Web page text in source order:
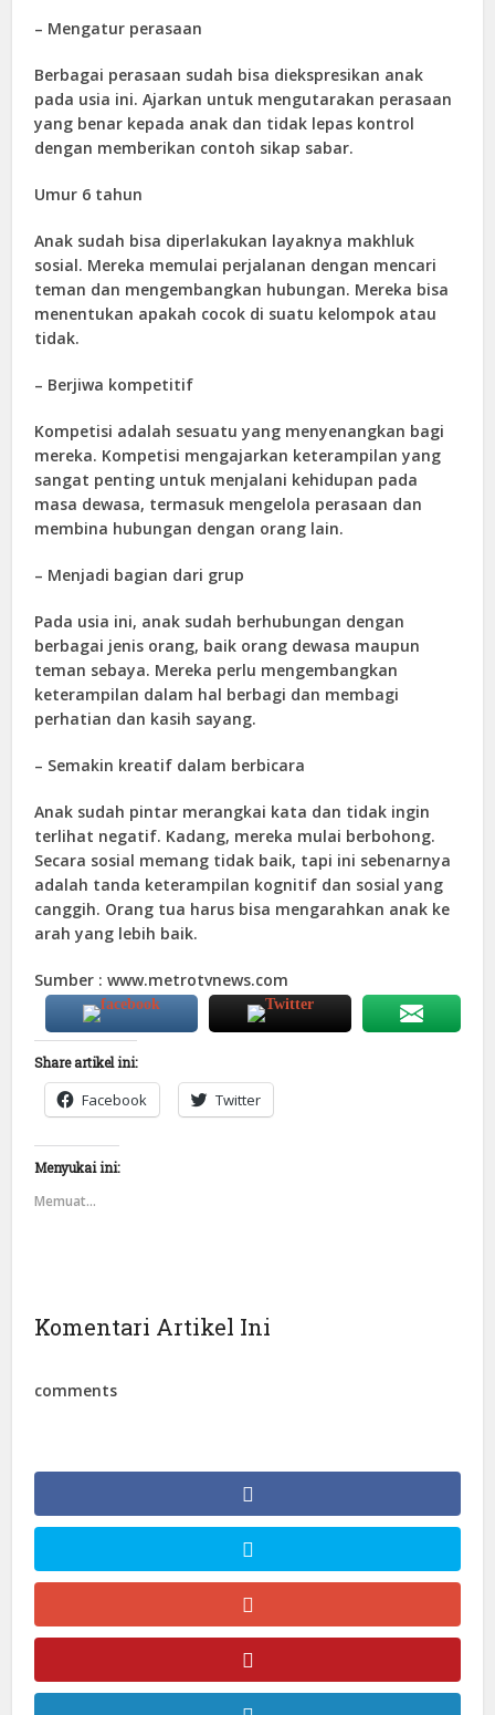
– Mengatur perasaan
Berbagai perasaan sudah bisa diekspresikan anak
pada usia ini. Ajarkan untuk mengutarakan perasaan
yang benar kepada anak dan tidak lepas kontrol
dengan memberikan contoh sikap sabar.
Umur 6 tahun
Anak sudah bisa diperlakukan layaknya makhluk
sosial. Mereka memulai perjalanan dengan mencari
teman dan mengembangkan hubungan. Mereka bisa
menentukan apakah cocok di suatu kelompok atau
tidak.
– Berjiwa kompetitif
Kompetisi adalah sesuatu yang menyenangkan bagi
mereka. Kompetisi mengajarkan keterampilan yang
sangat penting untuk menjalani kehidupan pada
masa dewasa, termasuk mengelola perasaan dan
membina hubungan dengan orang lain.
– Menjadi bagian dari grup
Pada usia ini, anak sudah berhubungan dengan
berbagai jenis orang, baik orang dewasa maupun
teman sebaya. Mereka perlu mengembangkan
keterampilan dalam hal berbagi dan membagi
perhatian dan kasih sayang.
– Semakin kreatif dalam berbicara
Anak sudah pintar merangkai kata dan tidak ingin
terlihat negatif. Kadang, mereka mulai berbohong.
Secara sosial memang tidak baik, tapi ini sebenarnya
adalah tanda keterampilan kognitif dan sosial yang
canggih. Orang tua harus bisa mengarahkan anak ke
arah yang lebih baik.
Sumber : www.metrotvnews.com
Share artikel ini:
Facebook Twitter
Menyukai ini:
Memuat...
Komentari Artikel Ini
comments